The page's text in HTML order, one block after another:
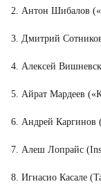
2. Антон Шибалов
3. Дмитрий
4. Алексей
5. Айрат Мардеев
6. Андрей
7. Алеш Лопрайс
8. Игнасио Касале